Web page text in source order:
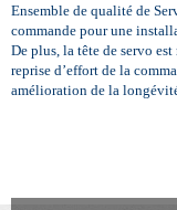
Ensemble de qualité de
commande pour une
De plus, la tête de servo
reprise d’effort de la
amélioration de la